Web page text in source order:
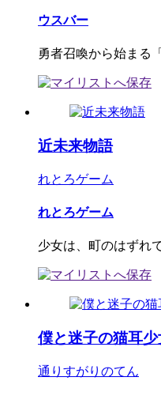
ウスバー
勇者召喚から始まる
近未来物語
れとろゲーム
れとろゲーム
少女は、町のはずれ
僕と迷子の猫耳少
通りすがりのてん